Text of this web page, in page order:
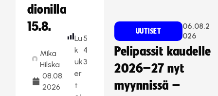
dionilla
15.8.
Mika
Hilska
08.08.
2026
Lu
k
uk
er
t
5
4
3
UUTISET
06.08.2
026
Pelipassit kaudelle
2026–27 nyt
myynnissä –